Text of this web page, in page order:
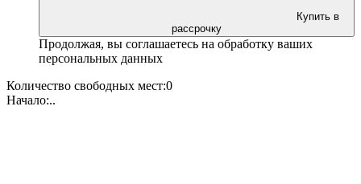
Купить в
рассрочку
Продолжая, вы соглашаетесь на обработку ваших
персональных данных
Количество свободных мест:0
Начало:..